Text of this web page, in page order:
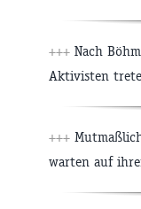
+++ Nach
Aktivisten
+++
warten auf